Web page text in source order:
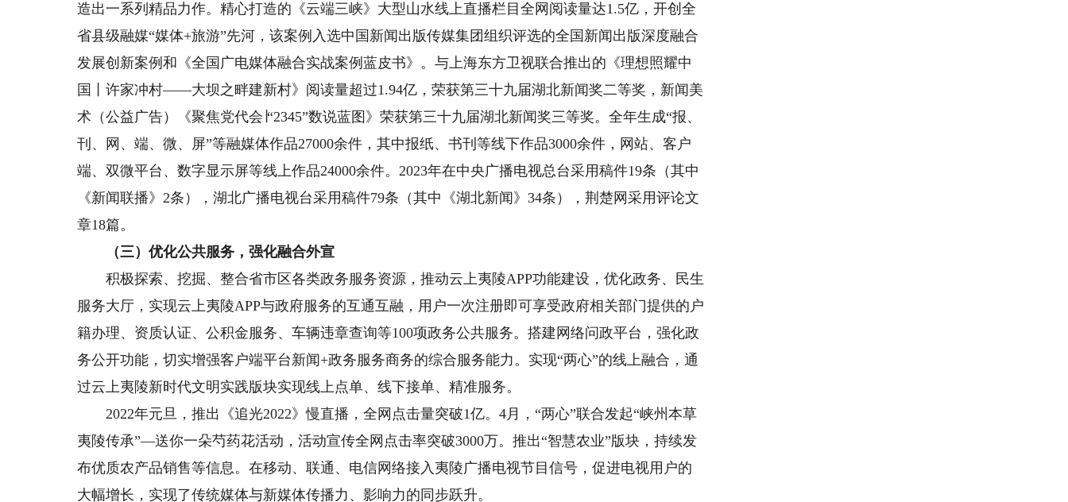
造出一系列精品力作。精心打造的《云端三峡》大型山水线上直播栏目全网阅读量达1.5亿，开创全
省县级融媒“媒体+旅游”先河，该案例入选中国新闻出版传媒集团组织评选的全国新闻出版深度融合
发展创新案例和《全国广电媒体融合实战案例蓝皮书》。与上海东方卫视联合推出的《理想照耀中
国丨许家冲村——大坝之畔建新村》阅读量超过1.94亿，荣获第三十九届湖北新闻奖二等奖，新闻美
术（公益广告）《聚焦党代会∣“2345”数说蓝图》荣获第三十九届湖北新闻奖三等奖。全年生成“报、
刊、网、端、微、屏”等融媒体作品27000余件，其中报纸、书刊等线下作品3000余件，网站、客户
端、双微平台、数字显示屏等线上作品24000余件。2023年在中央广播电视总台采用稿件19条（其中
《新闻联播》2条），湖北广播电视台采用稿件79条（其中《湖北新闻》34条），荆楚网采用评论文
章18篇。
（三）优化公共服务，强化融合外宣
积极探索、挖掘、整合省市区各类政务服务资源，推动云上夷陵APP功能建设，优化政务、民生
服务大厅，实现云上夷陵APP与政府服务的互通互融，用户一次注册即可享受政府相关部门提供的户
籍办理、资质认证、公积金服务、车辆违章查询等100项政务公共服务。搭建网络问政平台，强化政
务公开功能，切实增强客户端平台新闻+政务服务商务的综合服务能力。实现“两心”的线上融合，通
过云上夷陵新时代文明实践版块实现线上点单、线下接单、精准服务。
2022年元旦，推出《追光2022》慢直播，全网点击量突破1亿。4月，“两心”联合发起“峡州本草
夷陵传承”—送你一朵芍药花活动，活动宣传全网点击率突破3000万。推出“智慧农业”版块，持续发
布优质农产品销售等信息。在移动、联通、电信网络接入夷陵广播电视节目信号，促进电视用户的
大幅增长，实现了传统媒体与新媒体传播力、影响力的同步跃升。